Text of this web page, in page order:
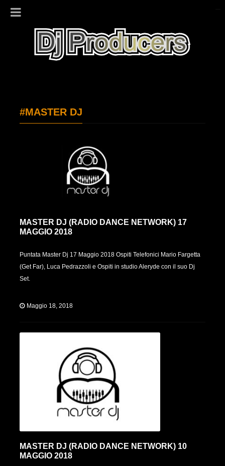
#MASTER DJ
MASTER DJ (RADIO DANCE NETWORK) 17
MAGGIO 2018
Puntata Master Dj 17 Maggio 2018 Ospiti Telefonici Mario Fargetta
(Get Far), Luca Pedrazzoli e Ospiti in studio Aleryde con il suo Dj
Set.
Maggio 18, 2018
MASTER DJ (RADIO DANCE NETWORK) 10
MAGGIO 2018